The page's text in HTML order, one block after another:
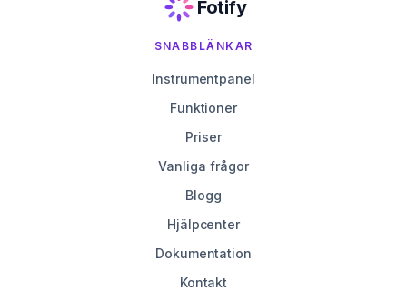
Fotify
SNABBLÄNKAR
Instrumentpanel
Funktioner
Priser
Vanliga frågor
Blogg
Hjälpcenter
Dokumentation
Kontakt